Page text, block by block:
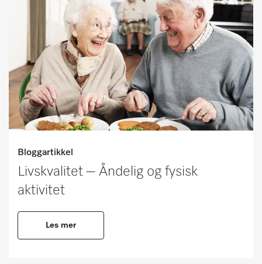
Bloggartikkel
Livskvalitet – Åndelig og fysisk
aktivitet
Les mer